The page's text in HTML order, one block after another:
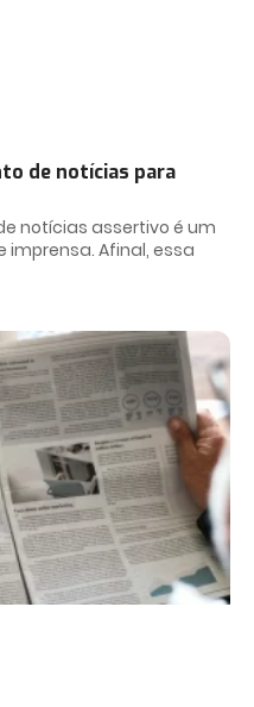
de notícias para
notícias assertivo é um
imprensa. Afinal, essa